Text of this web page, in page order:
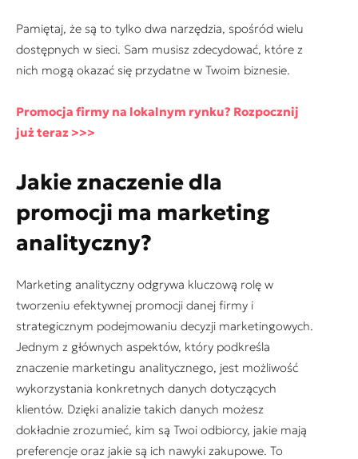
Pamiętaj, że są to tylko dwa narzędzia, spośród wielu
dostępnych w sieci. Sam musisz zdecydować, które z
nich mogą okazać się przydatne w Twoim biznesie.
Promocja firmy na lokalnym rynku? Rozpocznij
już teraz >>>
Jakie znaczenie dla
promocji ma marketing
analityczny?
Marketing analityczny odgrywa kluczową rolę w
tworzeniu efektywnej promocji danej firmy i
strategicznym podejmowaniu decyzji marketingowych.
Jednym z głównych aspektów, który podkreśla
znaczenie marketingu analitycznego, jest możliwość
wykorzystania konkretnych danych dotyczących
klientów. Dzięki analizie takich danych możesz
dokładnie zrozumieć, kim są Twoi odbiorcy, jakie mają
preferencje oraz jakie są ich nawyki zakupowe. To